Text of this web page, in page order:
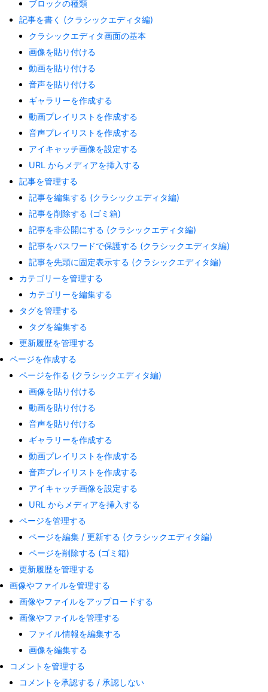
ブロックの種類
記事を書く (クラシックエディタ編)
クラシックエディタ画面の基本
画像を貼り付ける
動画を貼り付ける
音声を貼り付ける
ギャラリーを作成する
動画プレイリストを作成する
音声プレイリストを作成する
アイキャッチ画像を設定する
URL からメディアを挿入する
記事を管理する
記事を編集する (クラシックエディタ編)
記事を削除する (ゴミ箱)
記事を非公開にする (クラシックエディタ編)
記事をパスワードで保護する (クラシックエディタ編)
記事を先頭に固定表示する (クラシックエディタ編)
カテゴリーを管理する
カテゴリーを編集する
タグを管理する
タグを編集する
更新履歴を管理する
ページを作成する
ページを作る (クラシックエディタ編)
画像を貼り付ける
動画を貼り付ける
音声を貼り付ける
ギャラリーを作成する
動画プレイリストを作成する
音声プレイリストを作成する
アイキャッチ画像を設定する
URL からメディアを挿入する
ページを管理する
ページを編集 / 更新する (クラシックエディタ編)
ページを削除する (ゴミ箱)
更新履歴を管理する
画像やファイルを管理する
画像やファイルをアップロードする
画像やファイルを管理する
ファイル情報を編集する
画像を編集する
コメントを管理する
コメントを承認する / 承認しない